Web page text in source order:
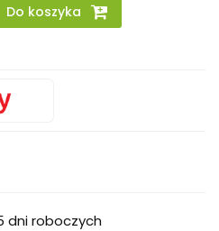
Do koszyka
dni roboczych